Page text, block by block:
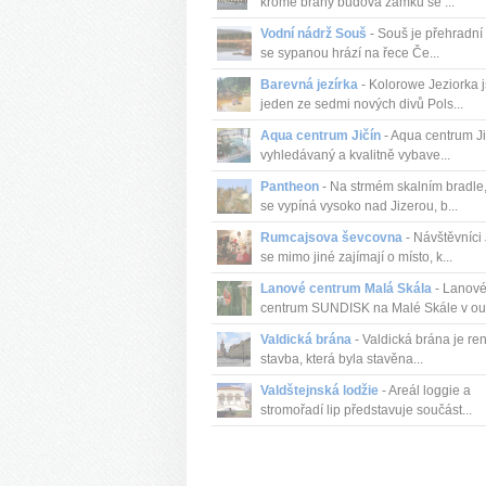
Vodní nádrž Souš - Souš je přehradní
se sypanou hrází na řece Če...
Barevná jezírka - Kolorowe Jeziorka
jeden ze sedmi nových divů Pols...
Aqua centrum Jičín - Aqua centrum
vyhledávaný a kvalitně vybave...
Pantheon - Na strmém skalním
se vypíná vysoko nad Jizerou, b...
Rumcajsova ševcovna - Návštěvníci
se mimo jiné zajímají o místo, k...
Lanové centrum Malá Skála - Lanové
centrum SUNDISK na Malé Skále v
Valdická brána - Valdická brána je
stavba, která byla stavěna...
Valdštejnská lodžie - Areál loggie a
stromořadí lip představuje součást...